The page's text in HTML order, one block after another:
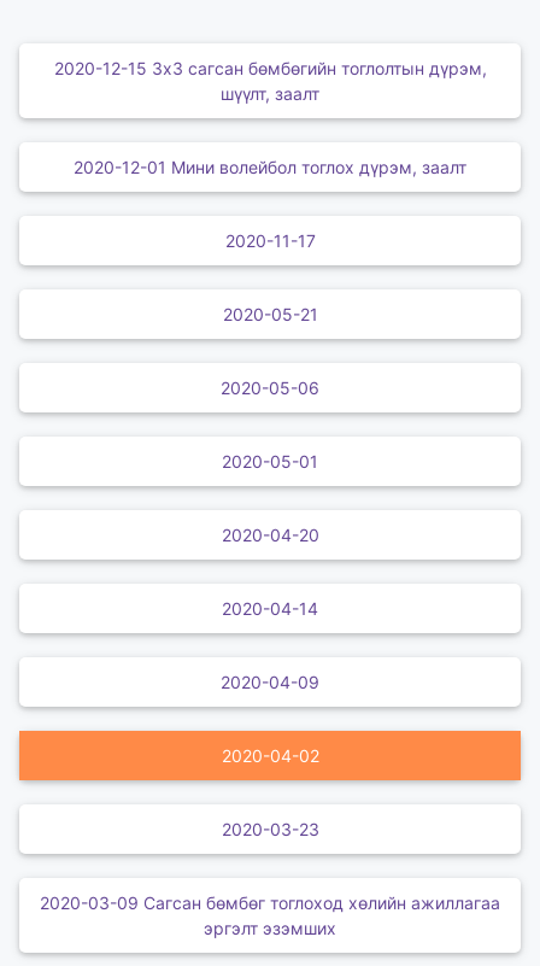
2020-12-15 3х3 сагсан бөмбөгийн тоглолтын дүрэм,
шүүлт, заалт
2020-12-01 Мини волейбол тоглох дүрэм, заалт
2020-11-17
2020-05-21
2020-05-06
2020-05-01
2020-04-20
2020-04-14
2020-04-09
2020-04-02
2020-03-23
2020-03-09 Сагсан бөмбөг тоглоход хөлийн ажиллагаа
эргэлт эзэмших